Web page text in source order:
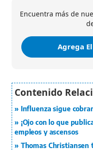
Encuentra más de
Agrega
Influenza sigue
¡Ojo con lo que
empleos y ascensos
Thomas Christiansen